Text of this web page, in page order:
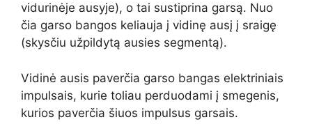
vidurinėje ausyje), o tai sustiprina garsą. Nuo
čia garso bangos keliauja į vidinę ausį į sraigę
(skysčiu užpildytą ausies segmentą).
Vidinė ausis paverčia garso bangas elektriniais
impulsais, kurie toliau perduodami į smegenis,
kurios paverčia šiuos impulsus garsais.